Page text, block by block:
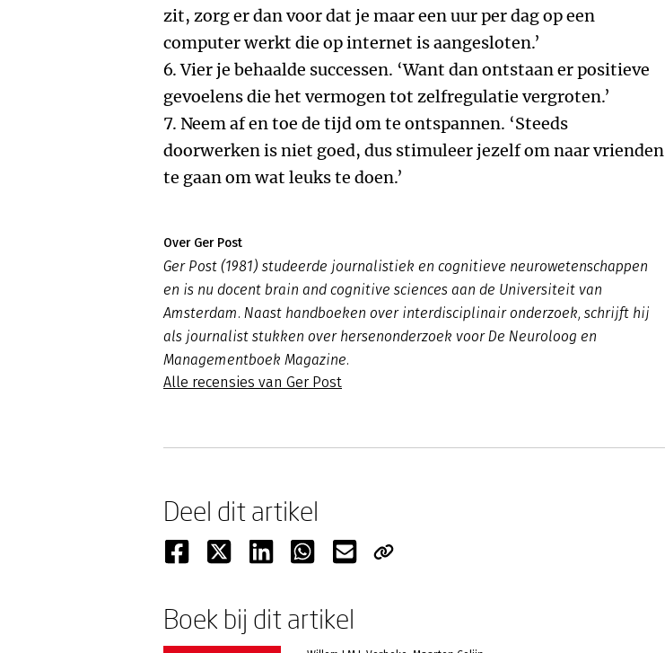
zit, zorg er dan voor dat je maar een uur per dag op een
computer werkt die op internet is aangesloten.’
6. Vier je behaalde successen. ‘Want dan ontstaan er positieve
gevoelens die het vermogen tot zelfregulatie vergroten.’
7. Neem af en toe de tijd om te ontspannen. ‘Steeds
doorwerken is niet goed, dus stimuleer jezelf om naar vrienden
te gaan om wat leuks te doen.’
Over Ger Post
Ger Post (1981) studeerde journalistiek en cognitieve neurowetenschappen
en is nu docent brain and cognitive sciences aan de Universiteit van
Amsterdam. Naast handboeken over interdisciplinair onderzoek, schrijft hij
als journalist stukken over hersenonderzoek voor De Neuroloog en
Managementboek Magazine.
Alle recensies van Ger Post
Deel dit artikel
Boek bij dit artikel